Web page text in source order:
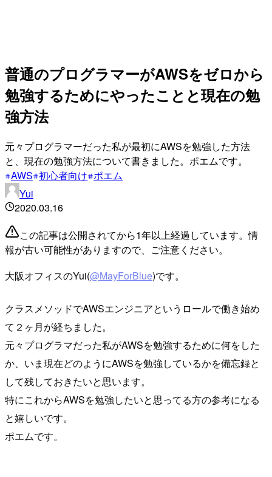
普通のプログラマーがAWSをゼロから
勉強するためにやったことと現在の勉
強方法
元々プログラマーだった私が最初にAWSを勉強した方法
と、現在の勉強方法について書きました。ポエムです。
AWS 初心者向け ポエム
Yui
2020.03.16
この記事は公開されてから1年以上経過しています。情
報が古い可能性がありますので、ご注意ください。
大阪オフィスのYui(@MayForBlue)です。
クラスメソッドでAWSエンジニアというロールで働き始め
て２ヶ月が経ちました。
元々プログラマだった私がAWSを勉強するために何をした
か、いま現在どのようにAWSを勉強しているかを備忘録と
して残しておきたいと思います。
特にこれからAWSを勉強したいと思ってる方の参考になる
と嬉しいです。
ポエムです。